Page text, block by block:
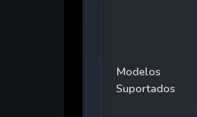
Modelos
Suportados